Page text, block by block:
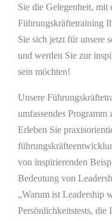
Sie die Gelegenheit, mit
Führungskräftetraining
Sie sich jetzt für unsere
und werden Sie zur
sein möchten!
Unsere
umfassendes
Erleben Sie
von inspirierenden
Bedeutung von
„Warum ist Leadership
Persönlichkeitstests, die